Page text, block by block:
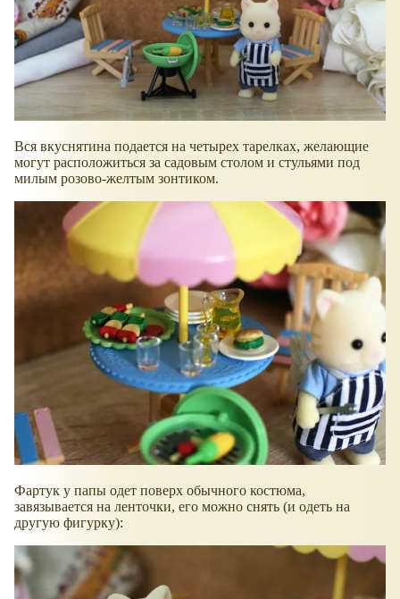
Вся вкуснятина подается на четырех тарелках, желающие
могут расположиться за садовым столом и стульями под
милым розово-желтым зонтиком.
Фартук у папы одет поверх обычного костюма,
завязывается на ленточки, его можно снять (и одеть на
другую фигурку):